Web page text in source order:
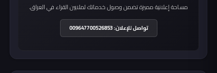
مساحة إعلانية مميزة تضمن وصول خدماتك لملايين القراء في العراق.
تواصل للإعلان: 009647700526853